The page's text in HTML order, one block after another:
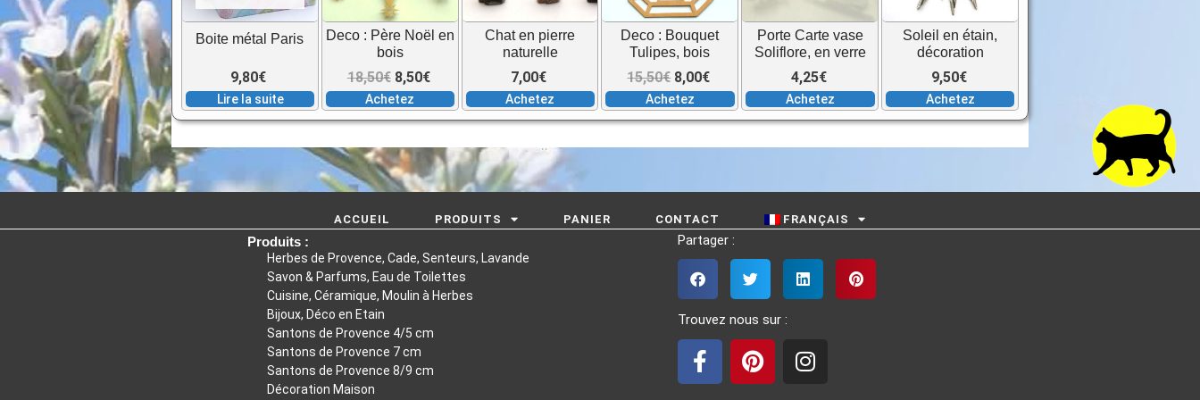
Boite métal Paris
9,80€
Lire la suite
Deco : Père Noël en
bois
18,50€ Le
prix
initial
18,50€.
8,50€Le
prix
actuel
est :
8,50€.
Achetez
Chat en pierre
naturelle
7,00€
Achetez
Deco : Bouquet
Tulipes, bois
15,50€ Le
prix
était :
15,50€.
8,00€Le
prix
est :
8,00€.
Achetez
Porte Carte vase
Soliflore, en verre
4,25€
Achetez
Soleil en étain,
décoration
9,50€
Achetez
ACCUEIL PRODUITS PANIER CONTACT FRANÇAIS
Produits :
Herbes de Provence, Cade, Senteurs, Lavande
Savon & Parfums, Eau de Toilettes
Cuisine, Céramique, Moulin à Herbes
Bijoux, Déco en Etain
Santons de Provence 4/5 cm
Santons de Provence 7 cm
Santons de Provence 8/9 cm
Décoration Maison
Partager :
Trouvez nous sur :
F
P
I